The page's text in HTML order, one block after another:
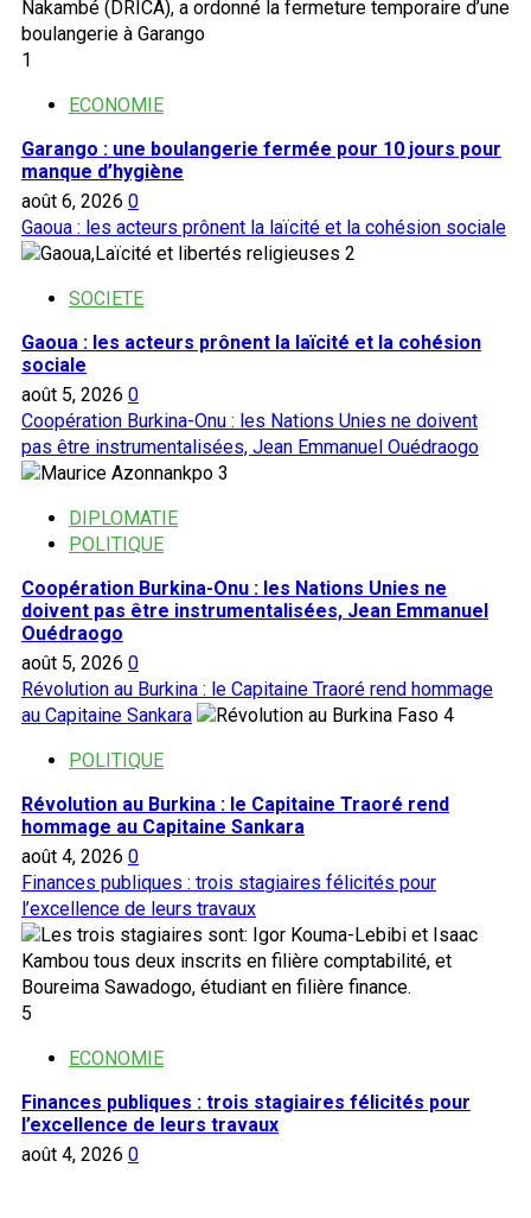
1
ECONOMIE
Garango : une boulangerie fermée pour 10 jours pour
manque d’hygiène
août 6, 2026 0
Gaoua : les acteurs prônent la laïcité et la cohésion sociale
2
SOCIETE
Gaoua : les acteurs prônent la laïcité et la cohésion
sociale
août 5, 2026 0
Coopération Burkina-Onu : les Nations Unies ne doivent
pas être instrumentalisées, Jean Emmanuel Ouédraogo
3
DIPLOMATIE
POLITIQUE
Coopération Burkina-Onu : les Nations Unies ne
doivent pas être instrumentalisées, Jean Emmanuel
Ouédraogo
août 5, 2026 0
Révolution au Burkina : le Capitaine Traoré rend hommage
au Capitaine Sankara
4
POLITIQUE
Révolution au Burkina : le Capitaine Traoré rend
hommage au Capitaine Sankara
août 4, 2026 0
Finances publiques : trois stagiaires félicités pour
l’excellence de leurs travaux
5
ECONOMIE
Finances publiques : trois stagiaires félicités pour
l’excellence de leurs travaux
août 4, 2026 0